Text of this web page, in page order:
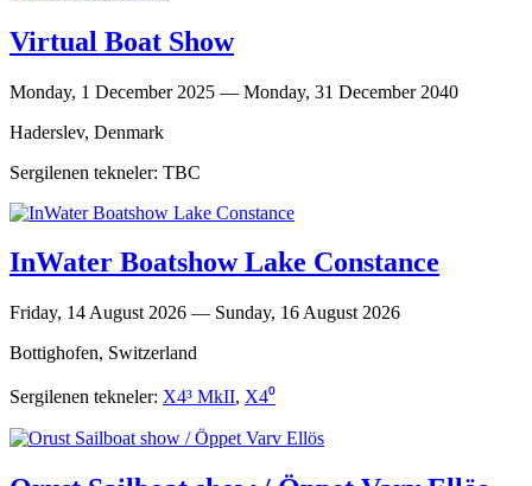
Virtual Boat Show
Monday, 1 December 2025 — Monday, 31 December 2040
Haderslev, Denmark
Sergilenen tekneler: TBC
InWater Boatshow Lake Constance
Friday, 14 August 2026 — Sunday, 16 August 2026
Bottighofen, Switzerland
Sergilenen tekneler: X4³ MkII, X4⁰